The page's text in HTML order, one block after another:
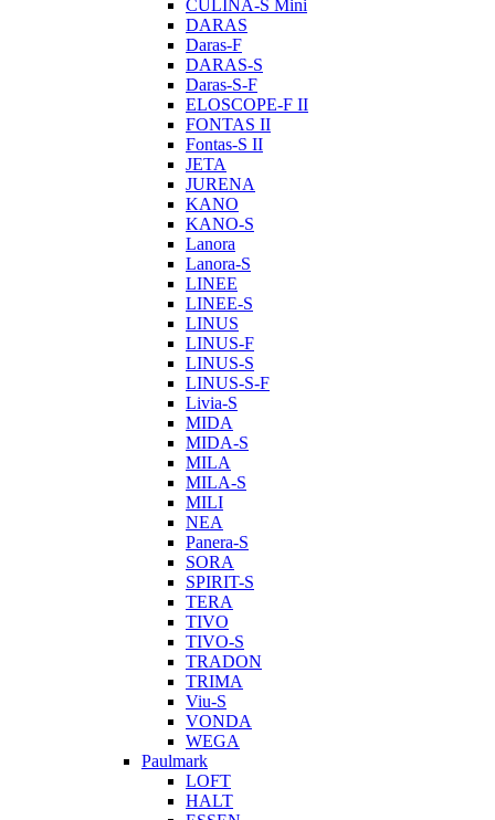
CULINA-S Mini
DARAS
Daras-F
DARAS-S
Daras-S-F
ELOSCOPE-F II
FONTAS II
Fontas-S II
JETA
JURENA
KANO
KANO-S
Lanora
Lanora-S
LINEE
LINEE-S
LINUS
LINUS-F
LINUS-S
LINUS-S-F
Livia-S
MIDA
MIDA-S
MILA
MILA-S
MILI
NEA
Panera-S
SORA
SPIRIT-S
TERA
TIVO
TIVO-S
TRADON
TRIMA
Viu-S
VONDA
WEGA
Paulmark
LOFT
HALT